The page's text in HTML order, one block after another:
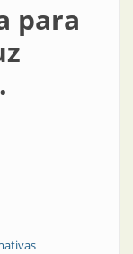
para